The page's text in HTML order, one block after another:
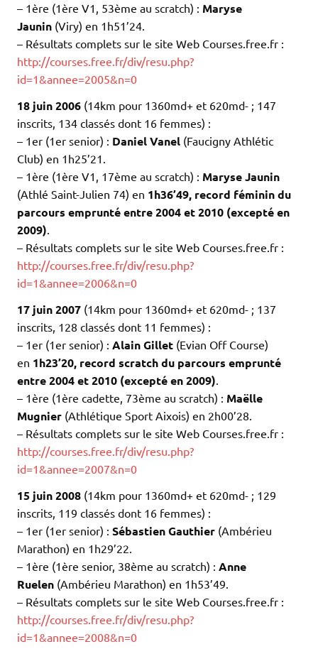
– 1ère (1ère V1, 53ème au scratch) : Maryse
Jaunin (Viry) en 1h51’24.
– Résultats complets sur le site Web Courses.free.fr :
http://courses.free.fr/div/resu.php?
id=1&annee=2005&n=0
18 juin 2006 (14km pour 1360md+ et 620md- ; 147
inscrits, 134 classés dont 16 femmes) :
– 1er (1er senior) : Daniel Vanel (Faucigny Athlétic
Club) en 1h25’21.
– 1ère (1ère V1, 17ème au scratch) : Maryse Jaunin
(Athlé Saint-Julien 74) en 1h36’49, record féminindu
parcours emprunté entre 2004 et 2010 (excepté en
2009).
– Résultats complets sur le site Web Courses.free.fr :
http://courses.free.fr/div/resu.php?
id=1&annee=2006&n=0
17 juin 2007 (14km pour 1360md+ et 620md- ; 137
inscrits, 128 classés dont 11 femmes) :
– 1er (1er senior) : Alain Gillet (Evian Off Course)
en 1h23’20, record scratchdu parcours emprunté
entre 2004 et 2010 (excepté en 2009).
– 1ère (1ère cadette, 73ème au scratch) : Maëlle
Mugnier (Athlétique Sport Aixois) en 2h00’28.
– Résultats complets sur le site Web Courses.free.fr :
http://courses.free.fr/div/resu.php?
id=1&annee=2007&n=0
15 juin 2008 (14km pour 1360md+ et 620md- ; 129
inscrits, 119 classés dont 16 femmes) :
– 1er (1er senior) : Sébastien Gauthier (Ambérieu
Marathon) en 1h29’22.
– 1ère (1ère senior, 38ème au scratch) : Anne
Ruelen (Ambérieu Marathon) en 1h53’49.
– Résultats complets sur le site Web Courses.free.fr :
http://courses.free.fr/div/resu.php?
id=1&annee=2008&n=0